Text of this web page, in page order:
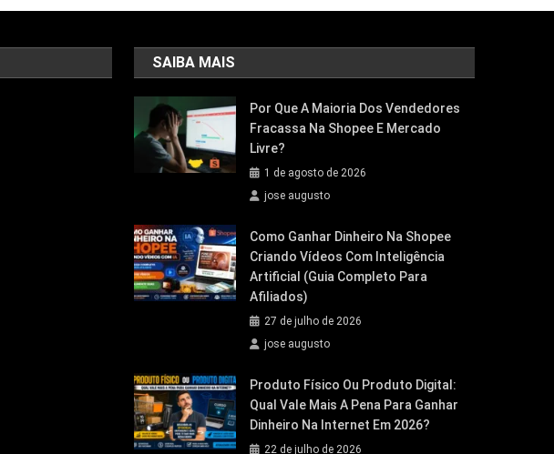
SAIBA MAIS
Por Que A Maioria Dos Vendedores
Fracassa Na Shopee E Mercado
Livre?
1 de agosto de 2026
jose augusto
Como Ganhar Dinheiro Na Shopee
Criando Vídeos Com Inteligência
Artificial (Guia Completo Para
Afiliados)
27 de julho de 2026
jose augusto
Produto Físico Ou Produto Digital:
Qual Vale Mais A Pena Para Ganhar
Dinheiro Na Internet Em 2026?
22 de julho de 2026